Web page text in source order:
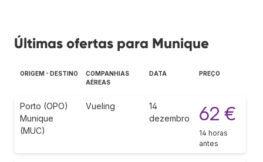
Últimas ofertas para Munique
ORIGEM - DESTINO
COMPANHIAS
AÉREAS
DATA PREÇO
Porto (OPO)
Munique
(MUC)
Vueling
14
dezembro
62 €
14 horas
antes